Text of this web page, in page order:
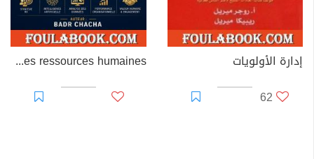
إدارة الأولويات
62
Les méthodes de gestion des ressources humaines